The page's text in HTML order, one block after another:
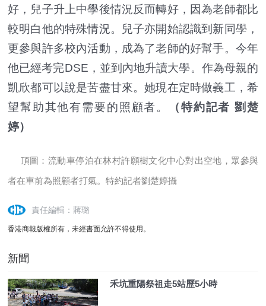
好，兒子升上中學後情況反而轉好，因為老師都比
較明白他的特殊情況。兒子亦開始認識到新同學，
更參與許多校內活動，成為了老師的好幫手。今年
他已經考完DSE，並到內地升讀大學。作為母親的
凱欣都可以說是苦盡甘來。她現在定時做義工，希
望幫助其他有需要的照顧者。
（特約記者 劉楚
婷）
頂圖：流動車停泊在林村許願樹文化中心對出空地，眾參與
者在車前為照顧者打氣。特約記者劉楚婷攝
責任編輯：蔣璐
香港商報版權所有，未經書面允許不得使用。
新聞
禾坑重陽祭祖走5站歷5小時